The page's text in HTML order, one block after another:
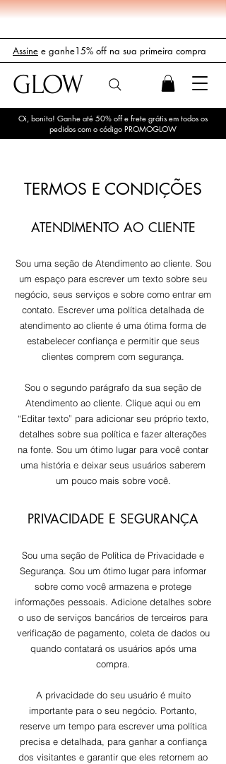
Assine e ganhe15% off na sua primeira compra
GLOW
Oi, bonita! Ganhe até 50% off e frete grátis em todos os
pedidos com o código PROMOGLOW
TERMOS E CONDIÇÕES
ATENDIMENTO AO CLIENTE
Sou uma seção de Atendimento ao cliente. Sou
um espaço para escrever um texto sobre seu
negócio, seus serviços e sobre como entrar em
contato. Escrever uma política detalhada de
atendimento ao cliente é uma ótima forma de
estabelecer confiança e permitir que seus
clientes comprem com segurança.
Sou o segundo parágrafo da sua seção de
Atendimento ao cliente. Clique aqui ou em
“Editar texto” para adicionar seu próprio texto,
detalhes sobre sua política e fazer alterações
na fonte. Sou um ótimo lugar para você contar
uma história e deixar seus usuários saberem
um pouco mais sobre você.
PRIVACIDADE E SEGURANÇA
Sou uma seção de Política de Privacidade e
Segurança. Sou um ótimo lugar para informar
sobre como você armazena e protege
informações pessoais. Adicione detalhes sobre
o uso de serviços bancários de terceiros para
verificação de pagamento, coleta de dados ou
quando contatará os usuários após uma
compra.
A privacidade do seu usuário é muito
importante para o seu negócio. Portanto,
reserve um tempo para escrever uma política
precisa e detalhada, para ganhar a confiança
dos visitantes e garantir que eles retornem ao